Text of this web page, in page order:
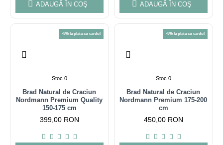
ADAUGĂ ÎN COŞ ADAUGĂ ÎN COŞ
-5% la plata cu cardul
Stoc 0
Brad Natural de Craciun
Nordmann Premium Quality
150-175 cm
399,00 RON
-5% la plata cu cardul
Stoc 0
Brad Natural de Craciun
Nordmann Premium 175-200
cm
450,00 RON